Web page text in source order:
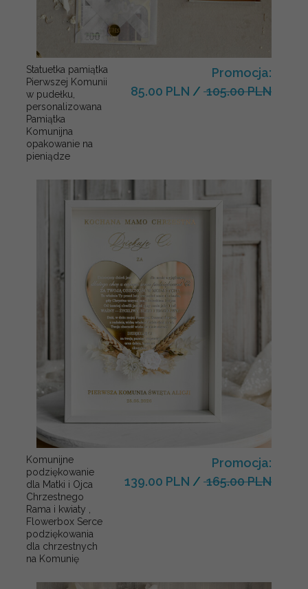
Statuetka pamiątka
Pierwszej Komunii
w pudełku,
personalizowana
Pamiątka
Komunijna
opakowanie na
pieniądze
Promocja:
85.00 PLN / 105.00 PLN
Komunijne
podziękowanie
dla Matki i Ojca
Chrzestnego
Rama i kwiaty ,
Flowerbox Serce
podziękowania
dla chrzestnych
na Komunię
Promocja:
139.00 PLN / 165.00 PLN